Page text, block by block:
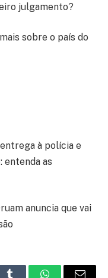
julgamento?
sobre o país do
à polícia e
entenda as
anuncia que vai